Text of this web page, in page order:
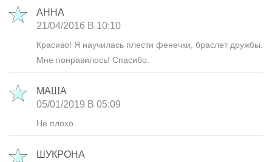
АННА
21/04/2016 В 10:10
Красиво! Я научилась плести фенечки, браслет дружбы.
Мне понравилось! Спасибо.
MAША
05/01/2019 В 05:09
Не плохо.
ШУКРОНА